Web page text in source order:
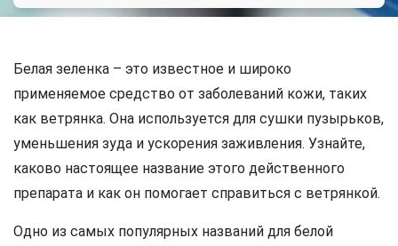
Белая зеленка – это известное и широко
применяемое средство от заболеваний кожи, таких
как ветрянка. Она используется для сушки пузырьков,
уменьшения зуда и ускорения заживления. Узнайте,
каково настоящее название этого действенного
препарата и как он помогает справиться с ветрянкой.
Одно из самых популярных названий для белой